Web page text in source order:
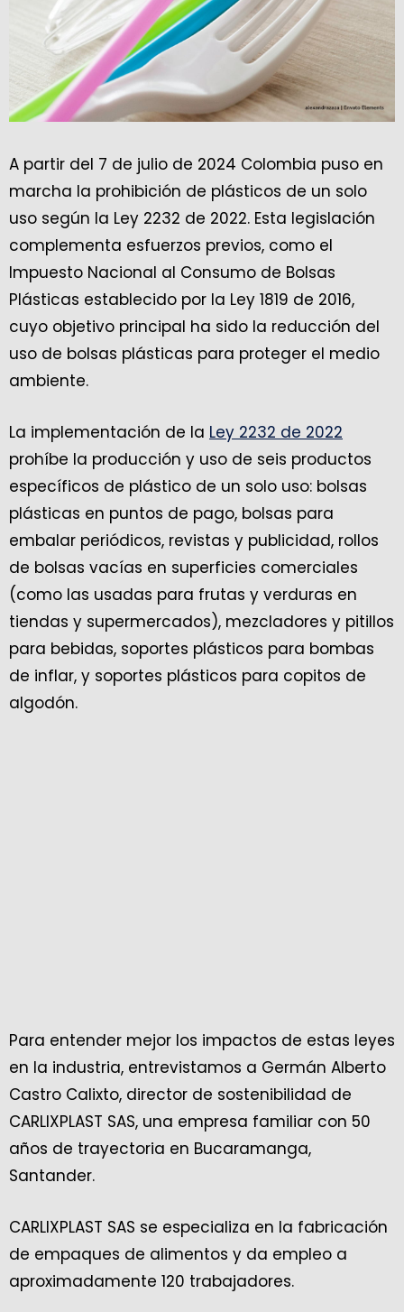
A partir del 7 de julio de 2024 Colombia puso en
marcha la prohibición de plásticos de un solo
uso según la Ley 2232 de 2022. Esta legislación
complementa esfuerzos previos, como el
Impuesto Nacional al Consumo de Bolsas
Plásticas establecido por la Ley 1819 de 2016,
cuyo objetivo principal ha sido la reducción del
uso de bolsas plásticas para proteger el medio
ambiente.
La implementación de la Ley 2232 de 2022
prohíbe la producción y uso de seis productos
específicos de plástico de un solo uso: bolsas
plásticas en puntos de pago, bolsas para
embalar periódicos, revistas y publicidad, rollos
de bolsas vacías en superficies comerciales
(como las usadas para frutas y verduras en
tiendas y supermercados), mezcladores y pitillos
para bebidas, soportes plásticos para bombas
de inflar, y soportes plásticos para copitos de
algodón.
Para entender mejor los impactos de estas leyes
en la industria, entrevistamos a Germán Alberto
Castro Calixto, director de sostenibilidad de
CARLIXPLAST SAS, una empresa familiar con 50
años de trayectoria en Bucaramanga,
Santander.
CARLIXPLAST SAS se especializa en la fabricación
de empaques de alimentos y da empleo a
aproximadamente 120 trabajadores.